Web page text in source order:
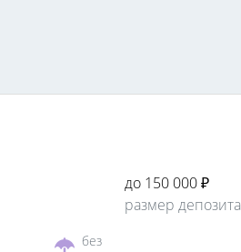
до 150 000 ₽
размер депозита
без